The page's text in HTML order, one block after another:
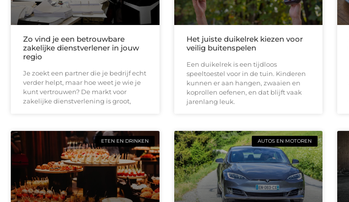
Zo vind je een betrouwbare
zakelijke dienstverlener in jouw
regio
Je zoekt een partner die je bedrijf echt
verder helpt, maar hoe weet je wie je
kunt vertrouwen? De markt voor
zakelijke dienstverlening is groot,
Het juiste duikelrek kiezen voor
veilig buitenspelen
Een duikelrek is een tijdloos
speeltoestel voor in de tuin. Kinderen
kunnen er aan hangen, zwaaien en
koprollen oefenen, en dat blijft vaak
jarenlang leuk.
ETEN EN DRINKEN AUTOS EN MOTOREN